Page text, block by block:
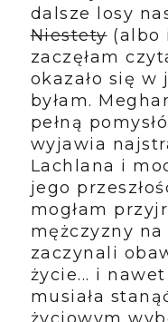
dalsze losy
Niestety(albo
zaczęłam
okazało się w
byłam.
pełną
wyjawia
Lachlana i
jego
mogłam
mężczyzny
zaczynali
życie... i
musiała